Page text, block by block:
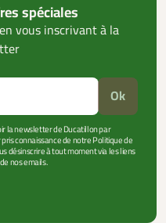
spéciales
vous inscrivant à la
Ok
la newsletter de Ducatillon par
connaissance de notre Politique de
désinscrire à tout moment via les liens
nos emails.